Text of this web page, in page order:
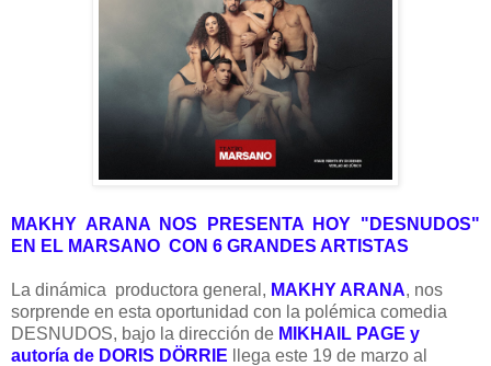
MAKHY ARANA NOS PRESENTA HOY "DESNUDOS"
EN EL MARSANO CON 6 GRANDES ARTISTAS
La dinámica productora general, MAKHY ARANA, nos
sorprende en esta oportunidad con la polémica comedia
DESNUDOS, bajo la dirección de MIKHAIL PAGE y
autoría de DORIS DÖRRIE llega este 19 de marzo al